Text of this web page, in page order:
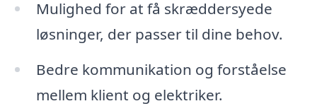
Mulighed for at få skræddersyede
løsninger, der passer til dine behov.
Bedre kommunikation og forståelse
mellem klient og elektriker.